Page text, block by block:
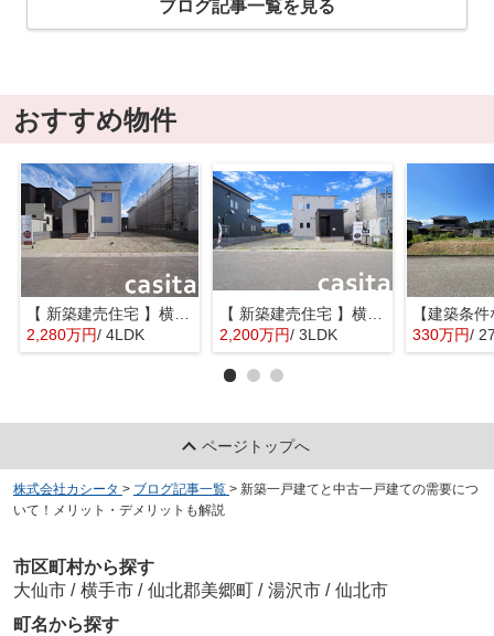
ブログ記事一覧を見る
おすすめ物件
【 新築建売住宅 】横手市八幡字長者町No58 横手北小学校区のオール電化 4LDK
2,280万円/ 4LDK
【 新築建売住宅 】横手市八幡字長者町No50 横手北小学校区のオール電化 3LDK
2,200万円/ 3LDK 330万円/
ページトップへ
株式会社カシータ > ブログ記事一覧 > 新築一戸建てと中古一戸建ての需要につ
いて！メリット・デメリットも解説
市区町村から探す
大仙市 / 横手市 / 仙北郡美郷町 / 湯沢市 / 仙北市
町名から探す